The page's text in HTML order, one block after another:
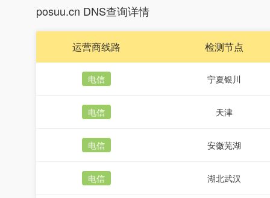
posuu.cn DNS查询详情
运营商线路 检测节点
电信 宁夏银川
电信 天津
电信 安徽芜湖
电信 湖北武汉